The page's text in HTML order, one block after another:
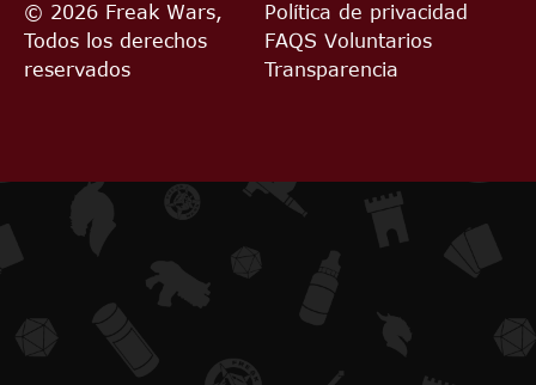
© 2026 Freak Wars,
Todos los derechos
reservados
Política de privacidad
FAQS Voluntarios
Transparencia